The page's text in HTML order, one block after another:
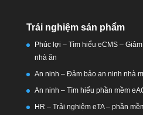
Trải nghiệm sản phẩm
Phúc lợi – Tìm hiểu eCMS –
nhà ăn
An ninh – Đảm bảo an ninh nhà
An ninh – Tìm hiểu phần mềm
HR – Trải nghiệm eTA – phần